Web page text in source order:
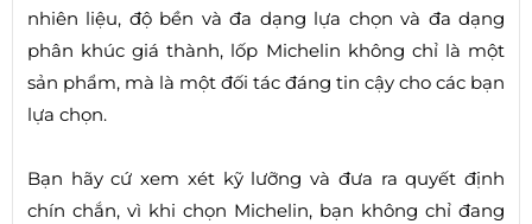
nhiên liệu, độ bền và đa dạng lựa chọn và đa dạng
phân khúc giá thành, lốp Michelin không chỉ là một
sản phẩm, mà là một đối tác đáng tin cậy cho các bạn
lựa chọn.
Bạn hãy cứ xem xét kỹ lưỡng và đưa ra quyết định
chín chắn, vì khi chọn Michelin, bạn không chỉ đang